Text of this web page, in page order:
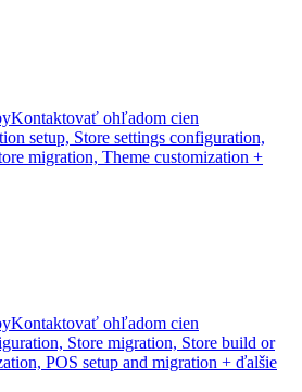
Kontaktovať ohľadom cien
setup, Store settings configuration,
migration, Theme customization +
Kontaktovať ohľadom cien
Store migration, Store build or
POS setup and migration + ďalšie